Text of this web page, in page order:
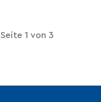
Seite 1 von 3